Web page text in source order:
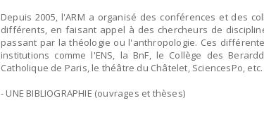
Depuis 2005, l'ARM a organisé des conférences et des
différents, en faisant appel à des chercheurs de
passant par la théologie ou l'anthropologie. Ces
institutions comme l'ENS, la BnF, le Collège des
Catholique de Paris, le théâtre du Châtelet, SciencesPo, etc.
- UNE BIBLIOGRAPHIE (ouvrages et thèses)